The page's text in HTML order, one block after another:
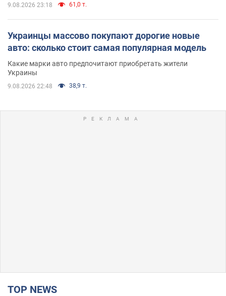
9.08.2026 23:18 61,0 т.
Украинцы массово покупают дорогие новые
авто: сколько стоит самая популярная модель
Какие марки авто предпочитают приобретать жители
Украины
9.08.2026 22:48 38,9 т.
TOP NEWS